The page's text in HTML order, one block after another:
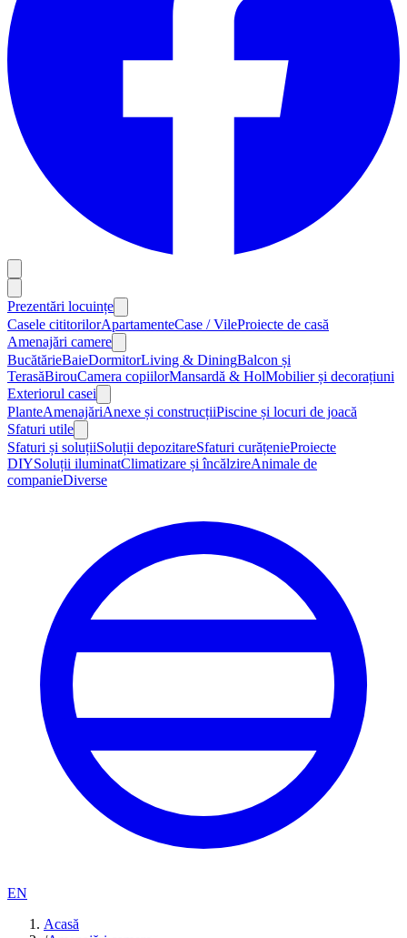
Prezentări locuințe
Casele cititorilorApartamenteCase / VileProiecte de casă
Amenajări camere
BucătărieBaieDormitorLiving & DiningBalcon și
TerasăBirouCamera copiilorMansardă & HolMobilier și decorațiuni
Exteriorul casei
PlanteAmenajăriAnexe și construcțiiPiscine și locuri de joacă
Sfaturi utile
Sfaturi și soluțiiSoluții depozitareSfaturi curățenieProiecte
DIYSoluții iluminatClimatizare și încălzireAnimale de
companieDiverse
EN
Acasă